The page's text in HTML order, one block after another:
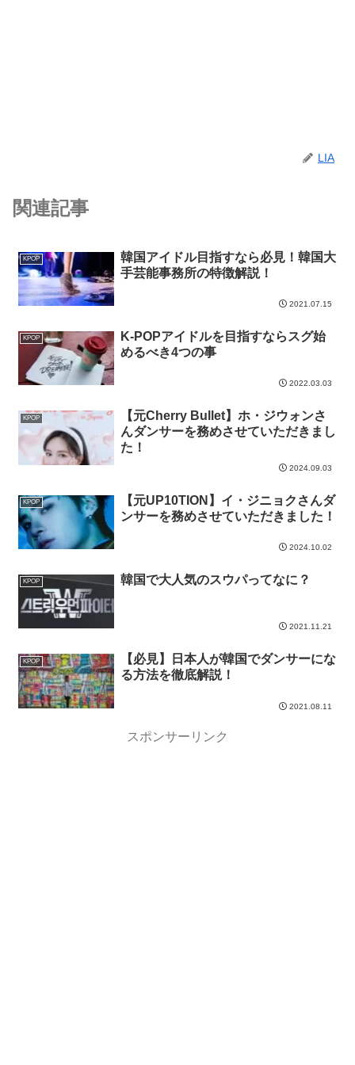
LIA
関連記事
KPOP
韓国アイドル目指すなら必見！韓国大
手芸能事務所の特徴解説！
2021.07.15
KPOP
K-POPアイドルを目指すならスグ始
めるべき4つの事
2022.03.03
KPOP
【元Cherry Bullet】ホ・ジウォンさ
んダンサーを務めさせていただきまし
た！
2024.09.03
KPOP
【元UP10TION】イ・ジニョクさんダ
ンサーを務めさせていただきました！
2024.10.02
KPOP 韓国で大人気のスウパってなに？
2021.11.21
KPOP
【必見】日本人が韓国でダンサーにな
る方法を徹底解説！
2021.08.11
スポンサーリンク